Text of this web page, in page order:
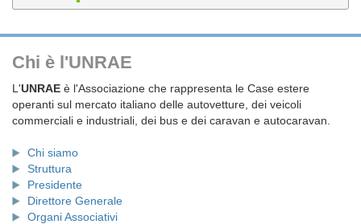
Chi è l'UNRAE
L'UNRAE è l'Associazione che rappresenta le Case estere
operanti sul mercato italiano delle autovetture, dei veicoli
commerciali e industriali, dei bus e dei caravan e autocaravan.
Chi siamo
Struttura
Presidente
Direttore Generale
Organi Associativi